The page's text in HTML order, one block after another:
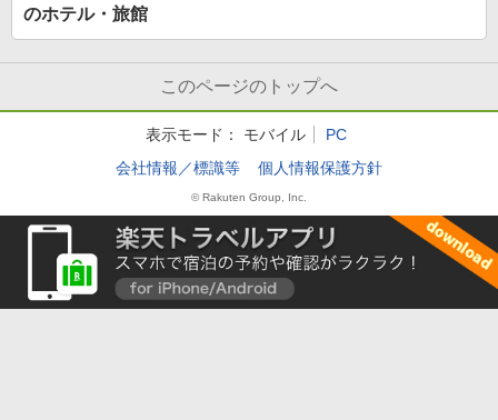
のホテル・旅館
このページのトップへ
表示モード： モバイル
PC
会社情報／標識等
個人情報保護方針
© Rakuten Group, Inc.